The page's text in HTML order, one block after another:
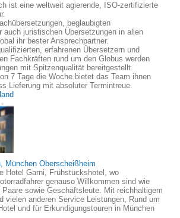
ist eine weltweit agierende, ISO-zertifizierte
beglaubigten
auch juristischen Übersetzungen in allen
ihr bester Ansprechpartner.
erfahrenen Übersetzern und
Fachkräften rund um den Globus werden
mit Spitzenqualität bereitgestellt.
7 Tage die Woche bietet das Team ihnen
Lieferung mit absoluter Termintreue.
München Oberscheißheim
Hotel Garni, Frühstückshotel, wo
genauso Willkommen sind wie
sowie Geschäftsleute. Mit reichhaltigem
vielen anderen Service Leistungen, Rund um
und für Erkundigungstouren in München